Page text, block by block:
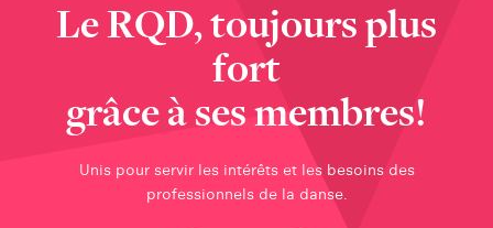
Le RQD, toujours plus
fort
grâce à ses membres!
Unis pour servir les intérêts et les besoins des
professionnels de la danse.